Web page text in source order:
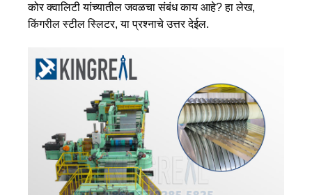
कोर क्वालिटी यांच्यातील जवळचा संबंध काय आहे? हा लेख,
किंगरील स्टील स्लिटर, या प्रश्नाचे उत्तर देईल.